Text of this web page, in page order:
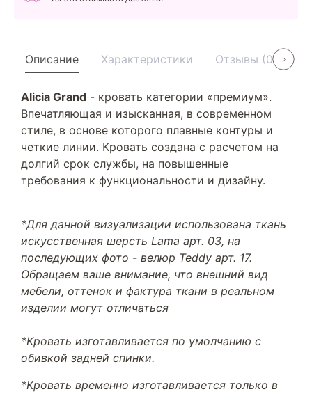
Описание Характеристики Отзывы (0)
Alicia Grand - кровать категории «премиум».
Впечатляющая и изысканная, в современном
стиле, в основе которого плавные контуры и
четкие линии. Кровать создана с расчетом на
долгий срок службы, на повышенные
требования к функциональности и дизайну.
*Для данной визуализации использована ткань
искусственная шерсть Lama арт. 03, на
последующих фото - велюр Teddy арт. 17.
Обращаем ваше внимание, что внешний вид
мебели, оттенок и фактура ткани в реальном
изделии могут отличаться
*Кровать изготавливается по умолчанию с
обивкой задней спинки.
*Кровать временно изготавливается только в